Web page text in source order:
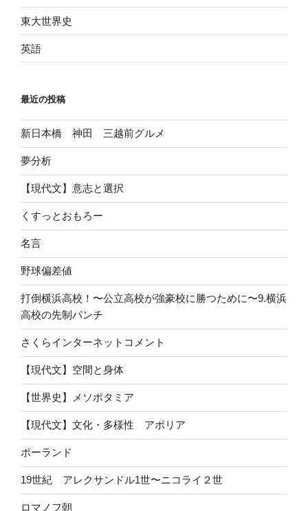
東大世界史
英語
最近の投稿
新日本橋 神田 三越前グルメ
夢分析
【現代文】意志と選択
くすっとおもろー
名言
野球偏差値
打倒横浜高校！〜公立高校が強豪校に勝つために〜9.横浜
高校の先制パンチ
さくらインターネットコメント
【現代文】空間と身体
【世界史】メソポタミア
【現代文】文化・多様性 アポリア
ポーランド
19世紀 アレクサンドル1世〜ニコライ２世
ロマノフ朝